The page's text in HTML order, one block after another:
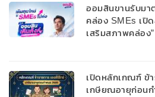
ออมสินขานรับมา
คล่อง SMEs เปิ
เสริมสภาพคล่อง
ลบ.สนับสนุนเงิน
เปิดหลักเกณฑ์ ข้
เกษียณอายุก่อน